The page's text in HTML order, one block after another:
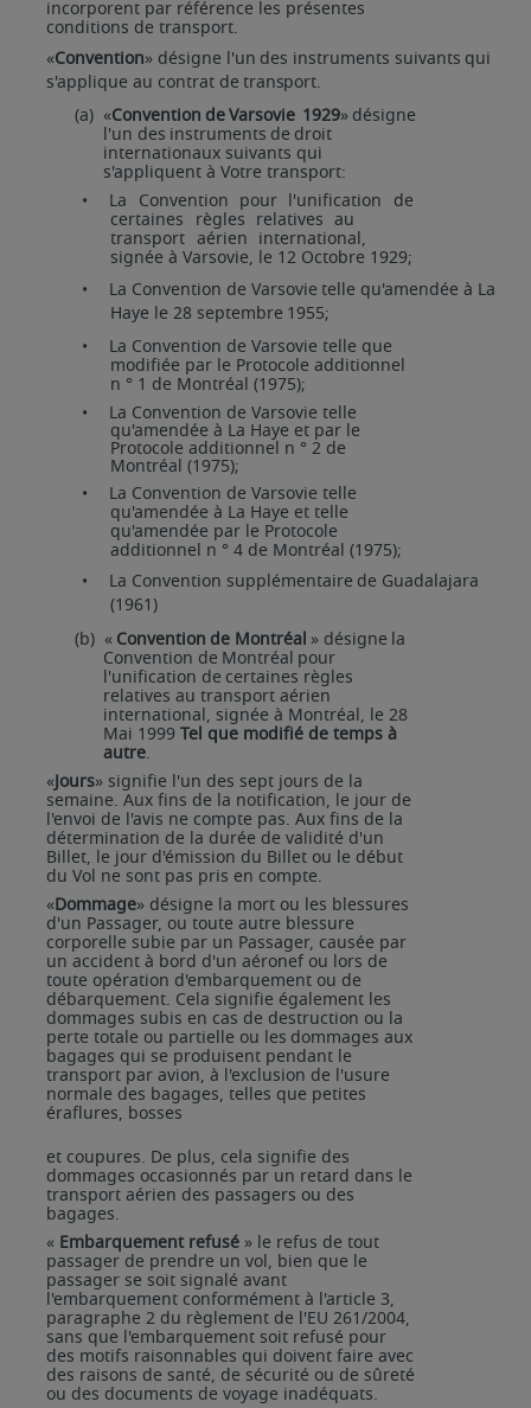
incorporent par référence les présentes
conditions de transport.
«Convention» désigne l'un des instruments suivants qui
s'applique au contrat detransport.
(a) «Convention deVarsovie 1929»désigne
l'un des instruments de droit
internationaux suivants qui
s'appliquent à Votre transport:
•
La Convention pour l'unification de
certaines règles relatives au
transport aérien international,
signée à Varsovie, le 12 Octobre 1929;
•
La Convention de Varsovie telle qu'amendée à La
Haye le 28 septembre 1955;
•
La Convention de Varsovie telle que
modifiée par le Protocole additionnel
n ° 1 de Montréal(1975);
•
La Convention de Varsovie telle
qu'amendée à La Haye et par le
Protocole additionnel n ° 2 de
Montréal (1975);
•
La Convention de Varsovie telle
qu'amendée à La Haye et telle
qu'amendée par le Protocole
additionnel n ° 4 de Montréal (1975);
•
La Convention supplémentaire de Guadalajara
(1961)
(b) «Convention de Montréal » désigne la
Convention de Montréal pour
l'unification de certaines règles
relatives au transport aérien
international, signée à Montréal, le 28
Mai 1999Tel que modifié de temps à
autre.
«Jours» signifie l'un des sept jours de la
semaine. Auxfins de la notification, le jour de
l'envoi de l'avis ne compte pas. Aux fins de la
détermination de la durée de validité d'un
Billet, le jour d'émission du Billet ou le début
du Vol ne sont pas pris en compte.
«Dommage» désigne la mort ou les blessures
d'un Passager, ou toute autre blessure
corporelle subie par un Passager, causée par
un accident à bord d'un aéronef ou lors de
toute opération d'embarquement ou de
débarquement. Cela signifie également les
dommages subis en cas de destruction ou la
perte totale ou partielle ou les dommages aux
bagages qui se produisent pendant le
transport par avion, à l'exclusion de l'usure
normale des bagages, telles que petites
éraflures, bosses
et coupures. De plus, cela signifie des
dommages occasionnés par un retard dans le
transport aérien des passagers ou des
bagages.
« Embarquement refusé » le refus de tout
passager de prendre un vol, bien que le
passager se soit signalé avant
l'embarquement conformément à l'article 3,
paragraphe 2 du règlement de l'EU 261/2004,
sans que l'embarquement soit refusé pour
des motifs raisonnables qui doivent faire avec
des raisons de santé, de sécurité ou de sûreté
ou des documents de voyage inadéquats.